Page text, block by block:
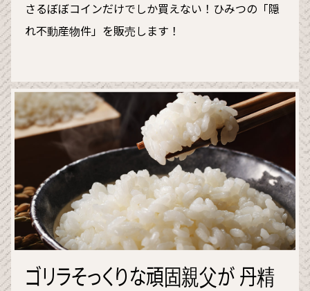
さるぼぼコインだけでしか買えない！ひみつの「隠
れ不動産物件」を販売します！
ゴリラそっくりな頑固親父が 丹精